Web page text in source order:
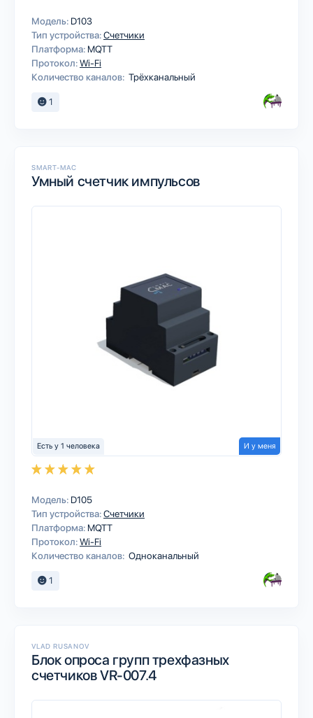
Модель: D103
Тип устройства:Счетчики
Платформа: MQTT
Протокол:Wi-Fi
Количество каналов: Трёхканальный
1
SMART-MAC
Умный счетчик импульсов
Есть у 1 человека И у меня
Модель: D105
Тип устройства:Счетчики
Платформа: MQTT
Протокол:Wi-Fi
Количество каналов: Одноканальный
1
VLAD RUSANOV
Блок опроса групп трехфазных
счетчиков VR-007.4